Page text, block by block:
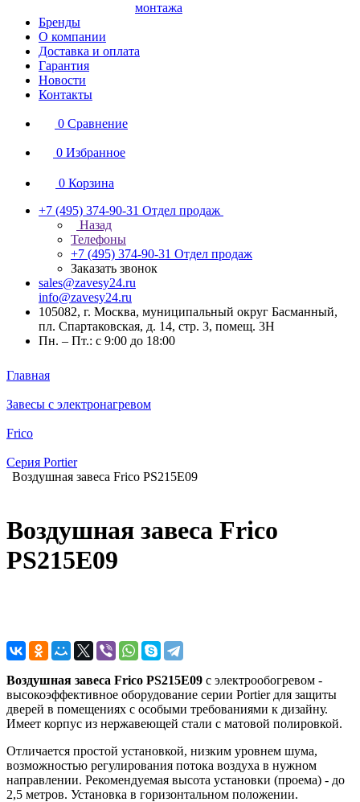
монтажа
Бренды
О компании
Доставка и оплата
Гарантия
Новости
Контакты
0 Сравнение
0 Избранное
0 Корзина
+7 (495) 374-90-31 Отдел продаж
Назад
Телефоны
+7 (495) 374-90-31 Отдел продаж
Заказать звонок
sales@zavesy24.ru
info@zavesy24.ru
105082, г. Москва, муниципальный округ Басманный,
пл. Спартаковская, д. 14, стр. 3, помещ. 3Н
Пн. – Пт.: с 9:00 до 18:00
Главная
Завесы с электронагревом
Frico
Серия Portier
Воздушная завеса Frico PS215E09
Воздушная завеса Frico
PS215E09
Воздушная завеса Frico PS215E09 с электрообогревом -
высокоэффективное оборудование серии Portier для защиты
дверей в помещениях с особыми требованиями к дизайну.
Имеет корпус из нержавеющей стали с матовой полировкой.
Отличается простой установкой, низким уровнем шума,
возможностью регулирования потока воздуха в нужном
направлении. Рекомендуемая высота установки (проема) - до
2,5 метров. Установка в горизонтальном положении.